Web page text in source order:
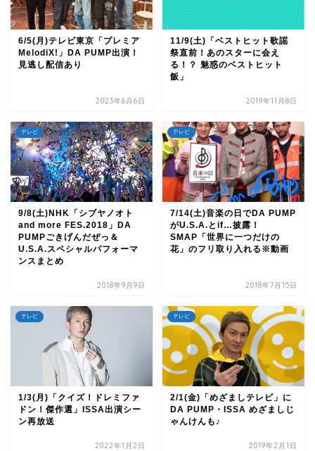
6/5(月)テレビ東京「プレミア
MelodiX!」DA PUMP出演！
見逃し配信あり
2023年6月6日
11/9(土)「ベストヒット歌謡
祭直前！あのスターに会え
る！？ 魅惑のベストヒット
飯」
2019年11月8日
テレビ
9/8(土)NHK「シブヤノオト
and more FES.2018」DA
PUMPごきげんだぜっ＆
U.S.A.スペシャルパフォーマ
ンスまとめ
2018年9月9日
テレビ
7/14(土)音楽の日でDA PUMP
がU.S.A.とif…披露！
SMAP「世界に一つだけの
花」のフリ取り入れる※動画
2018年7月15日
テレビ
1/3(月)「クイズ！ドレミファ
ドン！傑作選」ISSA出演シー
ン再放送
2022年1月2日
テレビ
2/1(金)「めざましテレビ」に
DA PUMP・ISSA めざましじ
ゃんけんも♪
2019年2月1日